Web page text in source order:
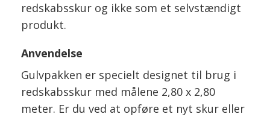
redskabsskur og ikke som et selvstændigt
produkt.
Anvendelse
Gulvpakken er specielt designet til brug i
redskabsskur med målene 2,80 x 2,80
meter. Er du ved at opføre et nyt skur eller